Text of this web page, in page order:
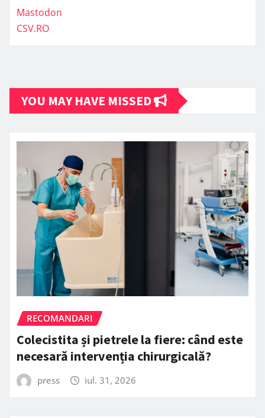
Mastodon
CSV.RO
YOU MAY HAVE MISSED
RECOMANDARI
Colecistita și pietrele la fiere: când este
necesară intervenția chirurgicală?
press iul. 31, 2026